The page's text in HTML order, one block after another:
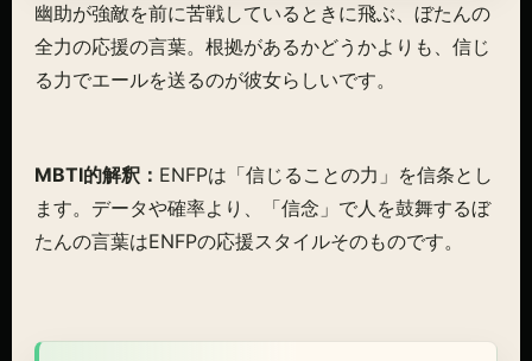
幽助が強敵を前に苦戦しているときに飛ぶ、ぼたんの
全力の応援の言葉。根拠があるかどうかよりも、信じ
る力でエールを送るのが彼女らしいです。
MBTI的解釈： ENFPは「信じることの力」を信条とし
ます。データや確率より、「信念」で人を鼓舞するぼ
たんの言葉はENFPの応援スタイルそのものです。